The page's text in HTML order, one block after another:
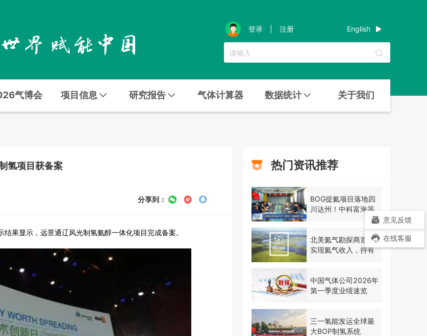
登录 注册 English
气博会 项目信息 研究报告 气体计算器 数据统计 关于我们
氢项目获备案
分享到：
果显示，远景通辽风光制氢氨醇一体化项目完成备案。
热门资讯推荐
BOG提氦项目落地四
川达州！中科富海等
北美氦气勘探商首次
实现氦气收入，持有
中国气体公司2026年
第一季度业绩速览
三一氢能发运全球最
大BOP制氢系统
意见反馈
在线客服